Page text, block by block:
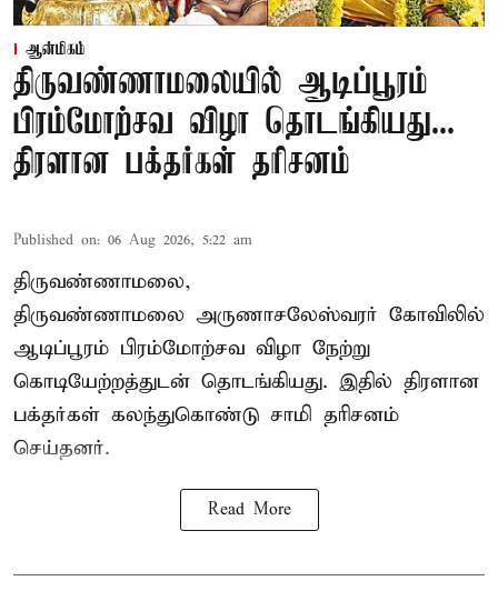
ஆன்மிகம்
திருவண்ணாமலையில் ஆடிப்பூரம்
பிரம்மோற்சவ விழா தொடங்கியது...
திரளான பக்தர்கள் தரிசனம்
Published on: 06 Aug 2026, 5:22 am
திருவண்ணாமலை,
திருவண்ணாமலை அருணாசலேஸ்வரர் கோவிலில்
ஆடிப்பூரம் பிரம்மோற்சவ விழா நேற்று
கொடியேற்றத்துடன் தொடங்கியது. இதில் திரளான
பக்தர்கள் கலந்துகொண்டு சாமி தரிசனம்
செய்தனர்.
Read More